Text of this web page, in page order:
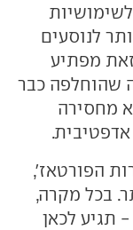
לנוסעים
מפתיע
שהוחלפה כבר
מחסירה
הפורטאז',
בכל מקרה,
תגיע לכאן